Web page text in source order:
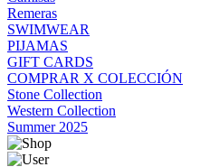
Remeras
SWIMWEAR
PIJAMAS
GIFT CARDS
COMPRAR X COLECCIÓN
Stone Collection
Western Collection
Summer 2025